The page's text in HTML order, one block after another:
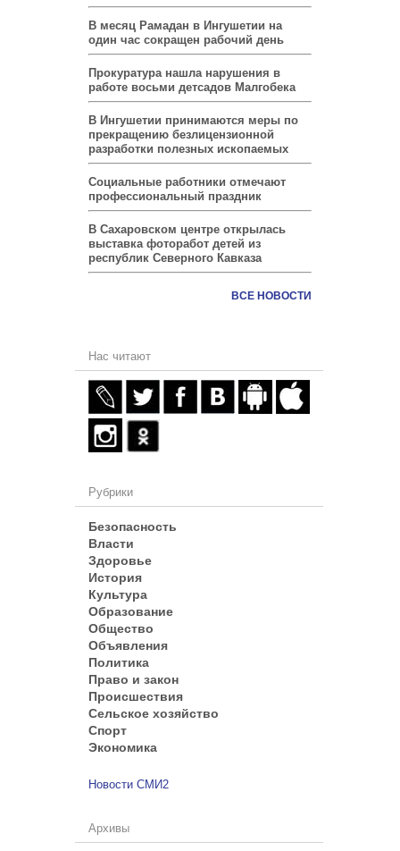
В месяц Рамадан в Ингушетии на
один час сокращен рабочий день
Прокуратура нашла нарушения в
работе восьми детсадов Малгобека
В Ингушетии принимаются меры по
прекращению безлицензионной
разработки полезных ископаемых
Социальные работники отмечают
профессиональный праздник
В Сахаровском центре открылась
выставка фоторабот детей из
республик Северного Кавказа
ВСЕ НОВОСТИ
Нас читают
Рубрики
Безопасность
Власти
Здоровье
История
Культура
Образование
Общество
Объявления
Политика
Право и закон
Происшествия
Сельское хозяйство
Спорт
Экономика
Новости СМИ2
Архивы